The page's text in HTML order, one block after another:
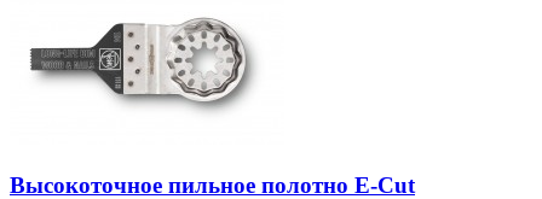
Высокоточное пильное полотно E-Cut